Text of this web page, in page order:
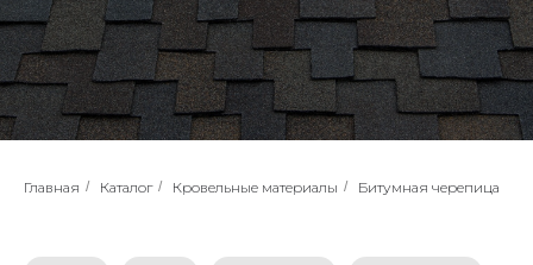
Главная / Каталог / Кровельные материалы / Битумная черепица